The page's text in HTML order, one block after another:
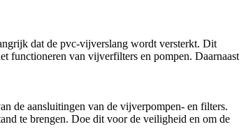
dat de pvc-vijverslang wordt versterkt. Dit
functioneren van vijverfilters en pompen. Daarnaast
de aansluitingen van de vijverpompen- en filters.
te brengen. Doe dit voor de veiligheid en om de